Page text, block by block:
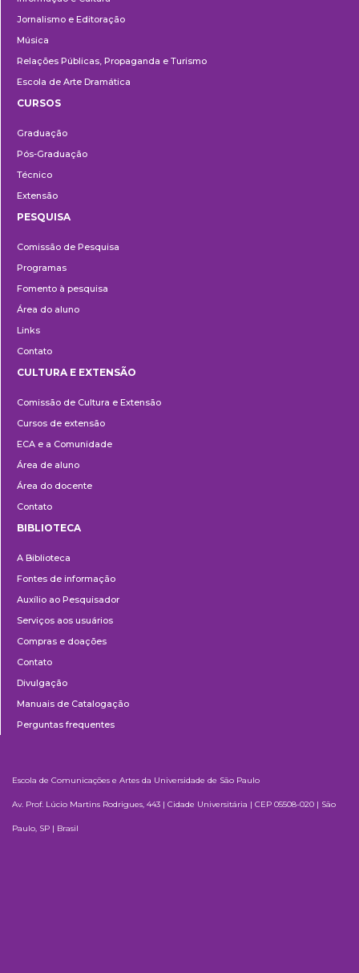
Jornalismo e Editoração
Música
Relações Públicas, Propaganda e Turismo
Escola de Arte Dramática
CURSOS
Graduação
Pós-Graduação
Técnico
Extensão
PESQUISA
Comissão de Pesquisa
Programas
Fomento à pesquisa
Área do aluno
Links
Contato
e
Extensão
CULTURA E EXTENSÃO
Comissão de Cultura e Extensão
Cursos de extensão
ECA e a Comunidade
Área de aluno
Área do docente
Contato
BIBLIOTECA
A Biblioteca
Fontes de informação
Auxílio ao Pesquisador
Serviços aos usuários
Compras e doações
Contato
Divulgação
Manuais de Catalogação
Perguntas frequentes
Escola de Comunicações e Artes da Universidade de São Paulo
Av. Prof. Lúcio Martins Rodrigues, 443 | Cidade Universitária | CEP 05508-020 | São
Paulo, SP | Brasil